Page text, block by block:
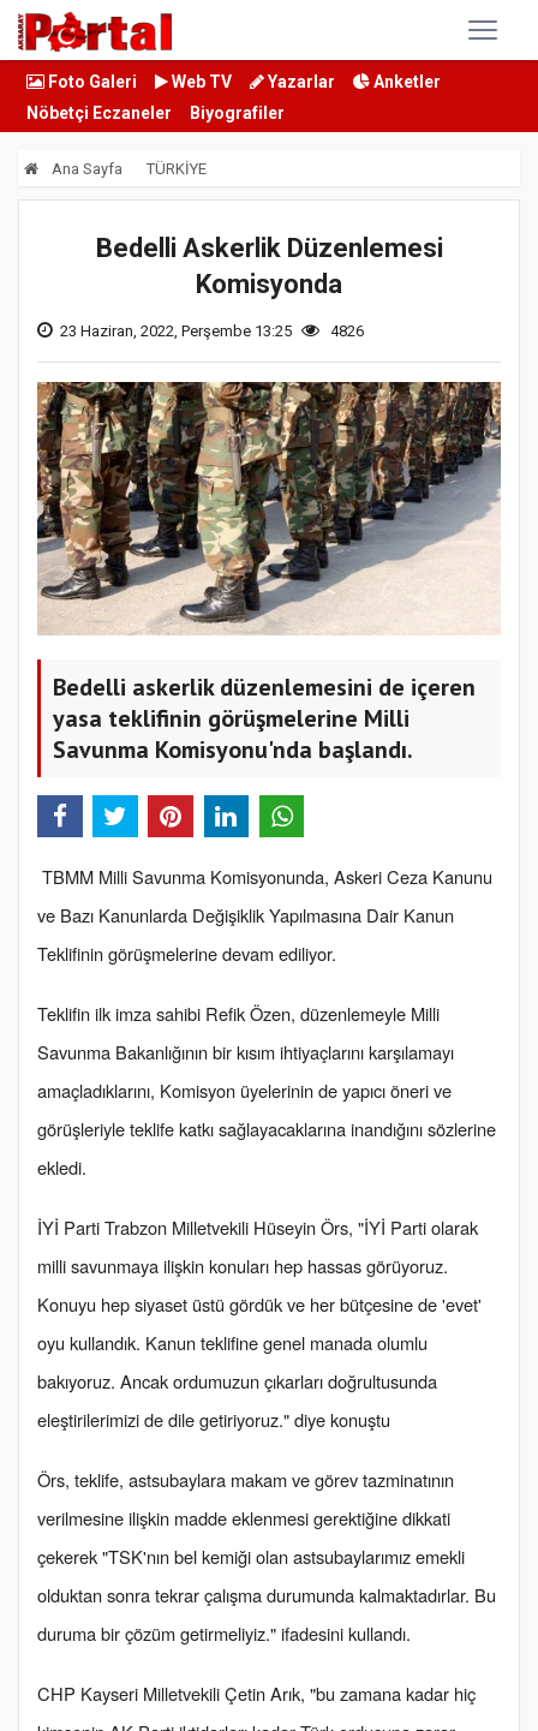
Foto Galeri Web TV Yazarlar
Anketler
Nöbetçi Eczaneler
Biyografiler
Ana Sayfa TÜRKİYE
Bedelli Askerlik Düzenlemesi
Komisyonda
23 Haziran, 2022, Perşembe 13:25 4826
Bedelli askerlik düzenlemesini de içeren
yasa teklifinin görüşmelerine Milli
Savunma Komisyonu'nda başlandı.
TBMM Milli Savunma Komisyonunda, Askeri Ceza Kanunu
ve Bazı Kanunlarda Değişiklik Yapılmasına Dair Kanun
Teklifinin görüşmelerine devam ediliyor.
Teklifin ilk imza sahibi Refik Özen, düzenlemeyle Milli
Savunma Bakanlığının bir kısım ihtiyaçlarını karşılamayı
amaçladıklarını, Komisyon üyelerinin de yapıcı öneri ve
görüşleriyle teklife katkı sağlayacaklarına inandığını sözlerine
ekledi.
İYİ Parti Trabzon Milletvekili Hüseyin Örs, "İYİ Parti olarak
milli savunmaya ilişkin konuları hep hassas görüyoruz.
Konuyu hep siyaset üstü gördük ve her bütçesine de 'evet'
oyu kullandık. Kanun teklifine genel manada olumlu
bakıyoruz. Ancak ordumuzun çıkarları doğrultusunda
eleştirilerimizi de dile getiriyoruz." diye konuştu
Örs, teklife, astsubaylara makam ve görev tazminatının
verilmesine ilişkin madde eklenmesi gerektiğine dikkati
çekerek "TSK'nın bel kemiği olan astsubaylarımız emekli
olduktan sonra tekrar çalışma durumunda kalmaktadırlar. Bu
duruma bir çözüm getirmeliyiz." ifadesini kullandı.
CHP Kayseri Milletvekili Çetin Arık, "bu zamana kadar hiç